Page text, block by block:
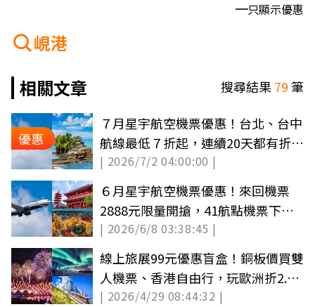
只顯示優惠
峴港
相關文章
搜尋結果79筆
優惠
７月星宇航空機票優惠！台北、台中
航線最低７折起，連續20天都有折扣
碼
| 2026/7/2 04:00:00 |
６月星宇航空機票優惠！來回機票
2888元限量開搶，41航點機票下殺
７折起
| 2026/6/8 03:38:45 |
線上旅展99元優惠盲盒！銅板價買雙
人機票、香港自由行，玩歐洲折2.5
萬元
| 2026/4/29 08:44:32 |